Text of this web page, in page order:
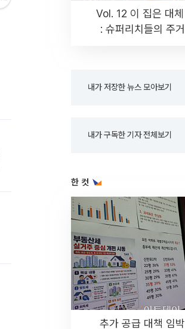
Vol. 12 이 집은 대
: 슈퍼리치들의 주
내가 저장한 뉴스 모아보기
내가 구독한 기자 전체보기
한 컷
추가 공급 대책 임